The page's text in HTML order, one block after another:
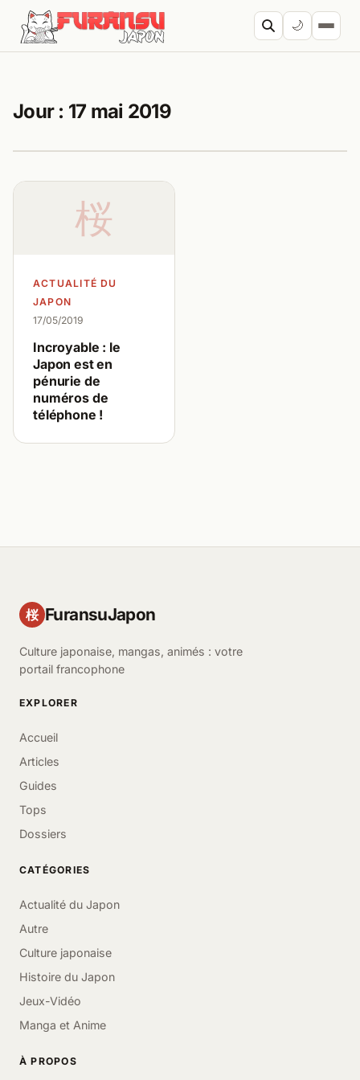
Aller au contenu
🌙
Jour : 17 mai 2019
桜
ACTUALITÉ DU
JAPON
17/05/2019
Incroyable : le
Japon est en
pénurie de
numéros de
téléphone !
桜 FuransuJapon
Culture japonaise, mangas, animés : votre
portail francophone
EXPLORER
Accueil
Articles
Guides
Tops
Dossiers
CATÉGORIES
Actualité du Japon
Autre
Culture japonaise
Histoire du Japon
Jeux-Vidéo
Manga et Anime
À PROPOS